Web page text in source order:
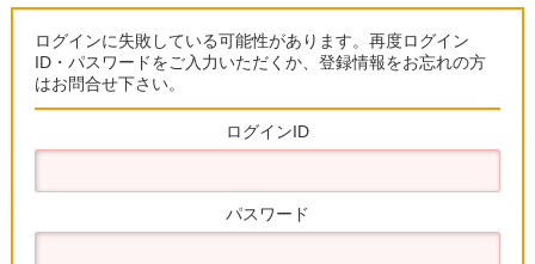
ログインに失敗している可能性があります。再度ログイン
ID・パスワードをご入力いただくか、登録情報をお忘れの方
はお問合せ下さい。
ログインID
パスワード